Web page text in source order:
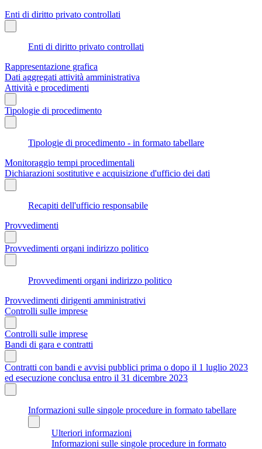
Enti di diritto privato controllati
Enti di diritto privato controllati
Rappresentazione grafica
Dati aggregati attività amministrativa
Attività e procedimenti
Tipologie di procedimento
Tipologie di procedimento - in formato tabellare
Monitoraggio tempi procedimentali
Dichiarazioni sostitutive e acquisizione d'ufficio dei dati
Recapiti dell'ufficio responsabile
Provvedimenti
Provvedimenti organi indirizzo politico
Provvedimenti organi indirizzo politico
Provvedimenti dirigenti amministrativi
Controlli sulle imprese
Controlli sulle imprese
Bandi di gara e contratti
Contratti con bandi e avvisi pubblici prima o dopo il 1 luglio 2023
ed esecuzione conclusa entro il 31 dicembre 2023
Informazioni sulle singole procedure in formato tabellare
Ulteriori informazioni
Informazioni sulle singole procedure in formato